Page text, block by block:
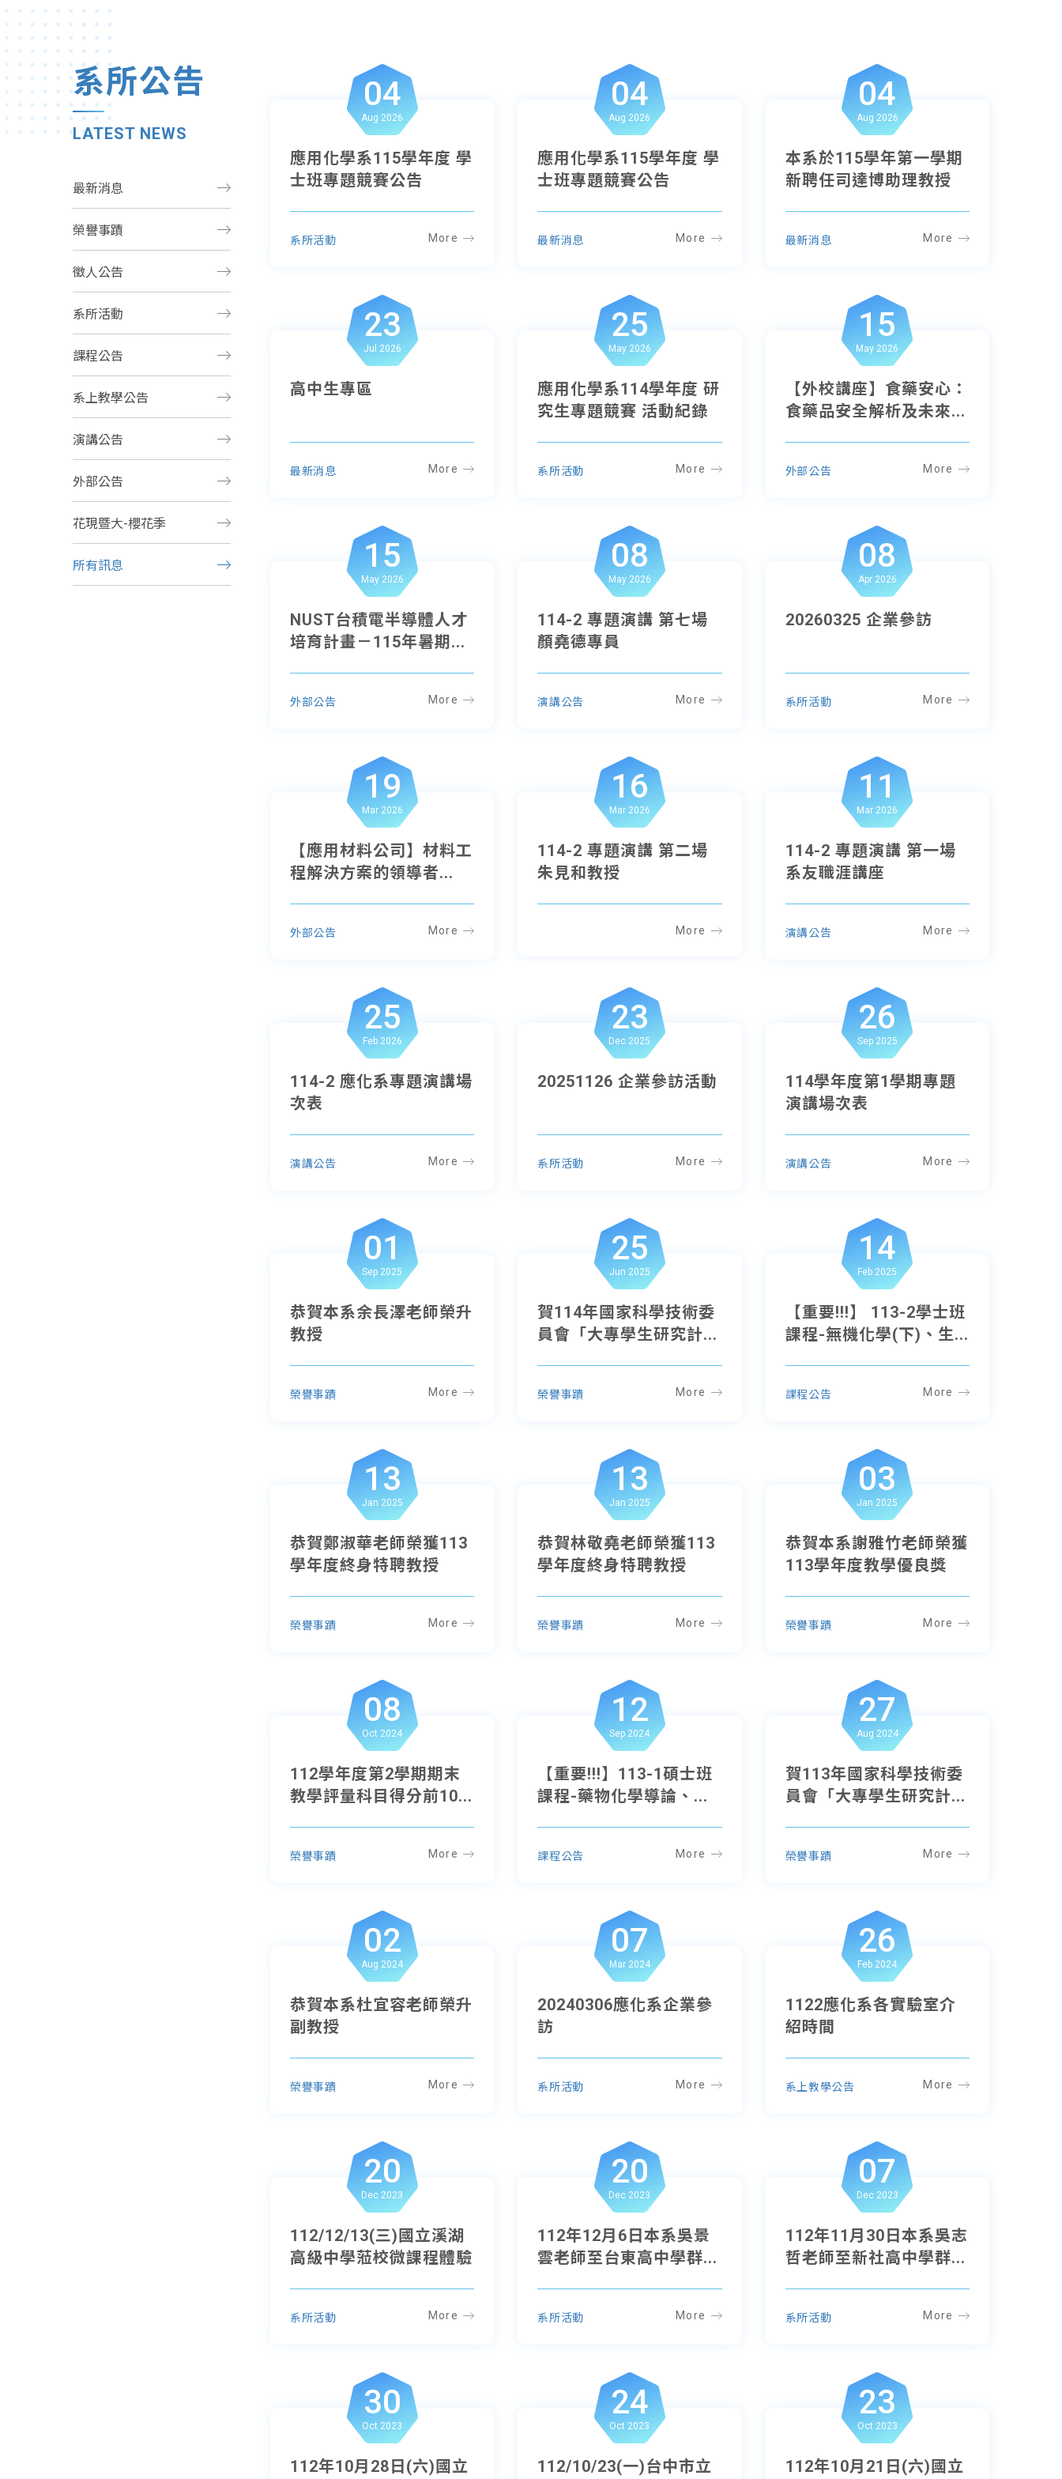
系所公告
LATEST NEWS
最新消息
榮譽事蹟
徵人公告
系所活動
課程公告
系上教學公告
演講公告
外部公告
花現暨大-櫻花季
所有訊息
04
Aug 2026
應用化學系115學年度 學
士班專題競賽公告
系所活動 More
04
Aug 2026
應用化學系115學年度 學
士班專題競賽公告
最新消息 More
04
Aug 2026
本系於115學年第一學期
新聘任司達博助理教授
最新消息 More
23
Jul 2026
高中生專區
最新消息 More
25
May 2026
應用化學系114學年度 研
究生專題競賽 活動紀錄
系所活動 More
15
May 2026
【外校講座】食藥安心：
食藥品安全解析及未來...
外部公告 More
15
May 2026
NUST台積電半導體人才
培育計畫－115年暑期...
外部公告 More
08
May 2026
114-2 專題演講 第七場
顏堯德專員
演講公告 More
08
Apr 2026
20260325 企業參訪
系所活動 More
19
Mar 2026
【應用材料公司】材料工
程解決方案的領導者...
外部公告 More
16
Mar 2026
114-2 專題演講 第二場
朱見和教授
More
11
Mar 2026
114-2 專題演講 第一場
系友職涯講座
演講公告 More
25
Feb 2026
114-2 應化系專題演講場
次表
演講公告 More
23
Dec 2025
20251126 企業參訪活動
系所活動 More
26
Sep 2025
114學年度第1學期專題
演講場次表
演講公告 More
01
Sep 2025
恭賀本系余長澤老師榮升
教授
榮譽事蹟 More
25
Jun 2025
賀114年國家科學技術委
員會「大專學生研究計...
榮譽事蹟 More
14
Feb 2025
【重要!!!】 113-2學士班
課程-無機化學(下)、生...
課程公告 More
13
Jan 2025
恭賀鄭淑華老師榮獲113
學年度終身特聘教授
榮譽事蹟 More
13
Jan 2025
恭賀林敬堯老師榮獲113
學年度終身特聘教授
榮譽事蹟 More
03
Jan 2025
恭賀本系謝雅竹老師榮獲
113學年度教學優良獎
榮譽事蹟 More
08
Oct 2024
112學年度第2學期期末
教學評量科目得分前10...
榮譽事蹟 More
12
Sep 2024
【重要!!!】113-1碩士班
課程-藥物化學導論、...
課程公告 More
27
Aug 2024
賀113年國家科學技術委
員會「大專學生研究計...
榮譽事蹟 More
02
Aug 2024
恭賀本系杜宜容老師榮升
副教授
榮譽事蹟 More
07
Mar 2024
20240306應化系企業參
訪
系所活動 More
26
Feb 2024
1122應化系各實驗室介
紹時間
系上教學公告 More
20
Dec 2023
112/12/13(三)國立溪湖
高級中學蒞校微課程體驗
系所活動 More
20
Dec 2023
112年12月6日本系吳景
雲老師至台東高中學群...
系所活動 More
07
Dec 2023
112年11月30日本系吳志
哲老師至新社高中學群...
系所活動 More
30
Oct 2023
112年10月28日(六)國立
24
Oct 2023
112/10/23(一)台中市立
23
Oct 2023
112年10月21日(六)國立